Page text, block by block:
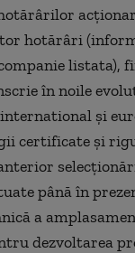
hotărâri
listata),
în noile
şi
certificate şi
până în
a
dezvoltarea